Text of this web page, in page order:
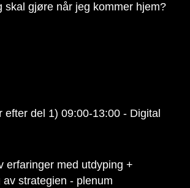
skal gjøre når jeg kommer hjem?
efter del 1) 09:00-13:00 - Digital
erfaringer med utdyping +
strategien - plenum